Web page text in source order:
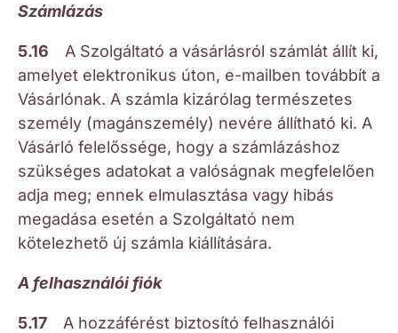
Számlázás
5.16 A Szolgáltató a vásárlásról számlát állít ki,
amelyet elektronikus úton, e-mailben továbbít a
Vásárlónak. A számla kizárólag természetes
személy (magánszemély) nevére állítható ki. A
Vásárló felelőssége, hogy a számlázáshoz
szükséges adatokat a valóságnak megfelelően
adja meg; ennek elmulasztása vagy hibás
megadása esetén a Szolgáltató nem
kötelezhető új számla kiállítására.
A felhasználói fiók
5.17 A hozzáférést biztosító felhasználói